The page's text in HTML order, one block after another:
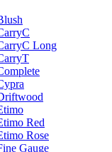
Long
Red
Rose
Gauge